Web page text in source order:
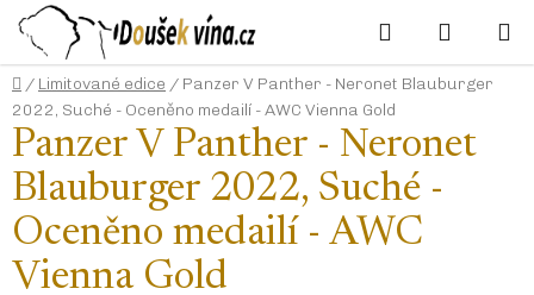
obsah
Hledat
KOŠÍK
Domů
/ Limitované edice / Panzer V Panther - Neronet Blauburger
2022, Suché - Oceněno medailí - AWC Vienna Gold
Panzer V Panther - Neronet
Blauburger 2022, Suché -
Oceněno medailí - AWC
Vienna Gold